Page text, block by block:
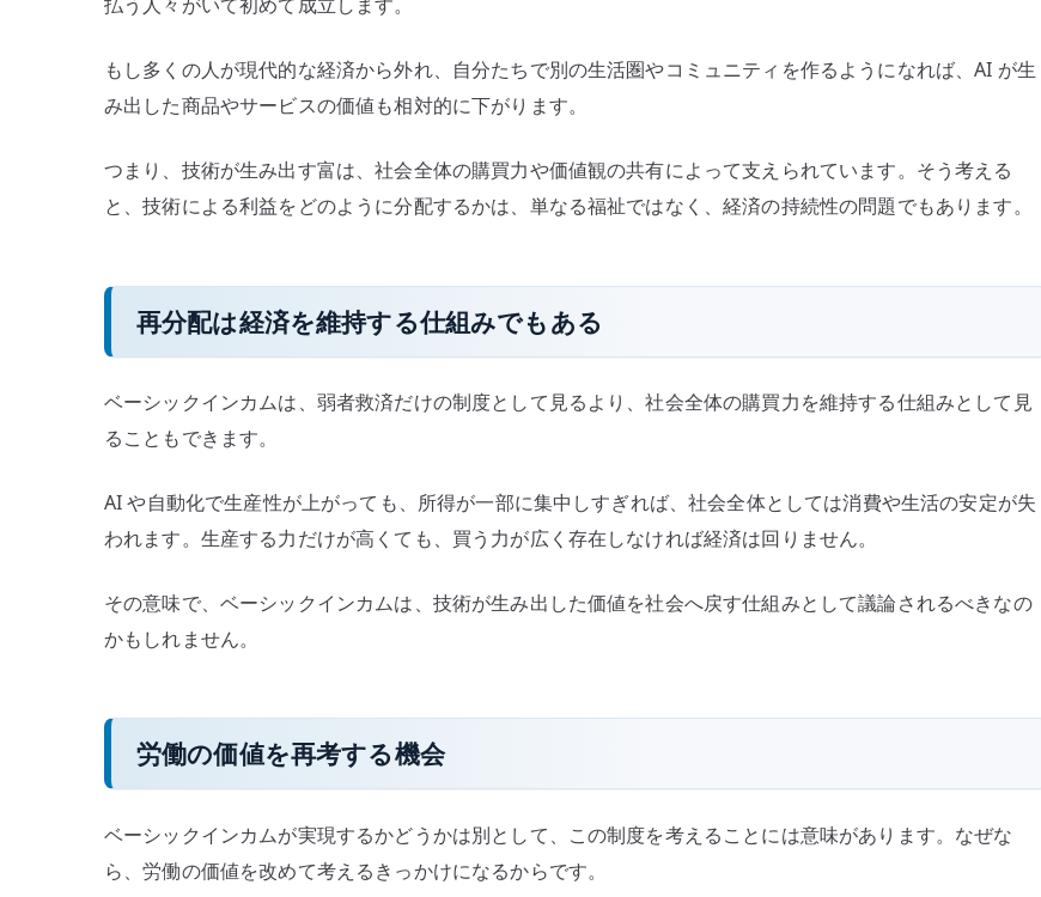
もし多くの人が現代的な経済から外れ、自分たちで別の生活圏やコミュニティを作るようになれば、AI が生
み出した商品やサービスの価値も相対的に下がります。
つまり、技術が生み出す富は、社会全体の購買力や価値観の共有によって支えられています。そう考える
と、技術による利益をどのように分配するかは、単なる福祉ではなく、経済の持続性の問題でもあります。
再分配は経済を維持する仕組みでもある
ベーシックインカムは、弱者救済だけの制度として見るより、社会全体の購買力を維持する仕組みとして見
ることもできます。
AI や自動化で生産性が上がっても、所得が一部に集中しすぎれば、社会全体としては消費や生活の安定が失
われます。生産する力だけが高くても、買う力が広く存在しなければ経済は回りません。
その意味で、ベーシックインカムは、技術が生み出した価値を社会へ戻す仕組みとして議論されるべきなの
かもしれません。
労働の価値を再考する機会
ベーシックインカムが実現するかどうかは別として、この制度を考えることには意味があります。なぜな
ら、労働の価値を改めて考えるきっかけになるからです。